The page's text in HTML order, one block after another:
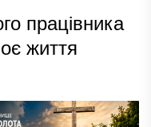
працівника
життя